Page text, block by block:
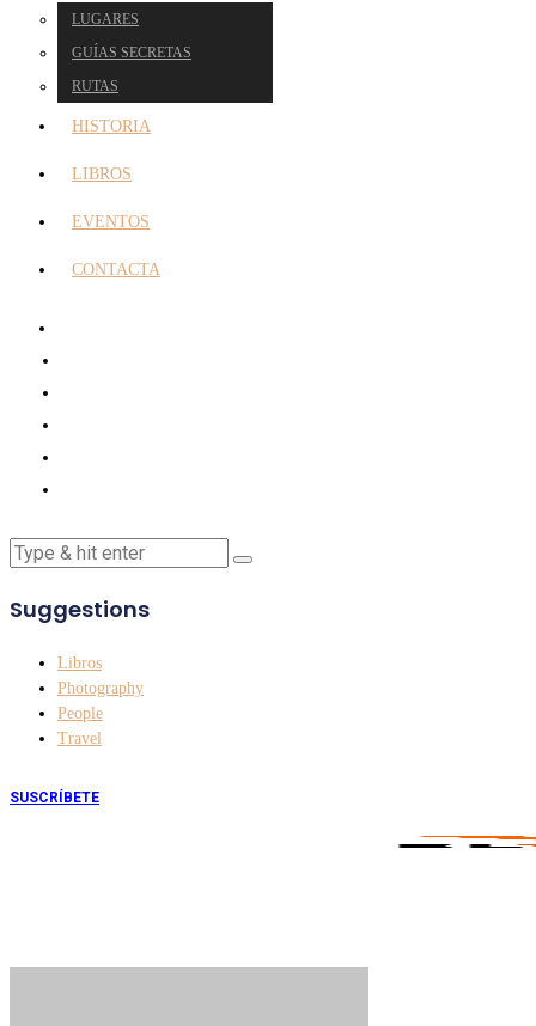
LUGARES
GUÍAS SECRETAS
RUTAS
HISTORIA
LIBROS
EVENTOS
CONTACTA
Suggestions
Libros
Photography
People
Travel
SUSCRÍBETE